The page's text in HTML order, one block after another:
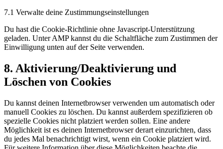
7.1 Verwalte deine Zustimmungseinstellungen
Du hast die Cookie-Richtlinie ohne Javascript-Unterstützung
geladen. Unter AMP kannst du die Schaltfläche zum Zustimmen der
Einwilligung unten auf der Seite verwenden.
8. Aktivierung/Deaktivierung und
Löschen von Cookies
Du kannst deinen Internetbrowser verwenden um automatisch oder
manuell Cookies zu löschen. Du kannst außerdem spezifizieren ob
spezielle Cookies nicht platziert werden sollen. Eine andere
Möglichkeit ist es deinen Internetbrowser derart einzurichten, dass
du jedes Mal benachrichtigt wirst, wenn ein Cookie platziert wird.